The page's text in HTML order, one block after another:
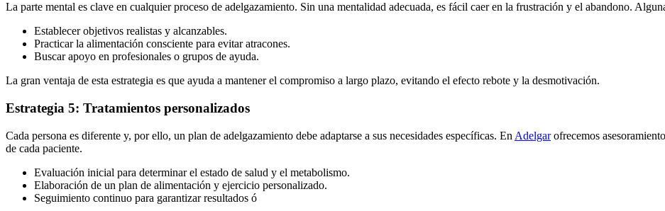
La parte mental es clave en cualquier proceso de adelgazamiento. Sin una mentalidad adecuada, es fácil caer en la frustración y el abandono.
Establecer objetivos realistas y alcanzables.
Practicar la alimentación consciente para evitar atracones.
Buscar apoyo en profesionales o grupos de ayuda.
La gran ventaja de esta estrategia es que ayuda a mantener el compromiso a largo plazo, evitando el efecto rebote y la desmotivación.
Estrategia 5: Tratamientos personalizados
Cada persona es diferente y, por ello, un plan de adelgazamiento debe adaptarse a sus necesidades específicas. En Adelgarofrecemos
de cada paciente.
Evaluación inicial para determinar el estado de salud y el metabolismo.
Elaboración de un plan de alimentación y ejercicio personalizado.
Seguimiento continuo para garantizar resultados ó